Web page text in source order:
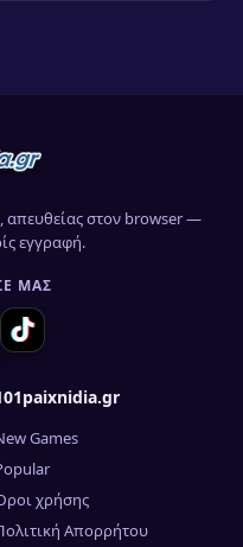
απευθείας στον browser —
εγγραφή.
ΜΑΣ
Games
χρήσης
Απορρήτου